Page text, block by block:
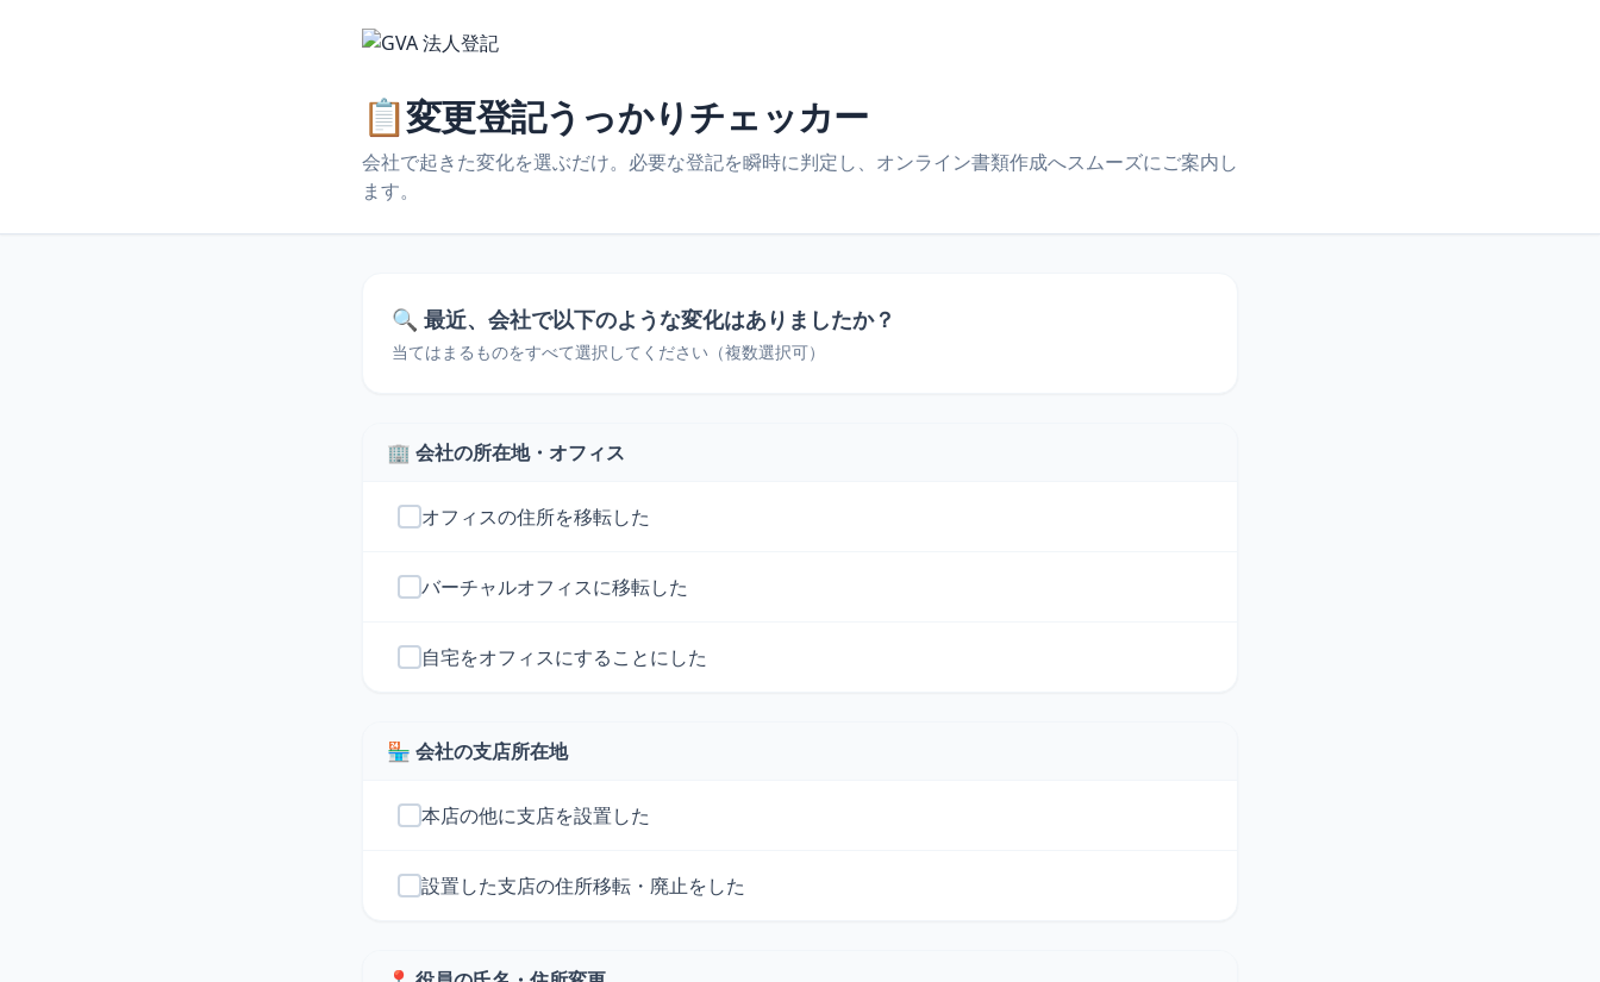
📋変更登記うっかりチェッカー
会社で起きた変化を選ぶだけ。必要な登記を瞬時に判定し、オンライン書類作成へスムーズにご案内し
ます。
🔍 最近、会社で以下のような変化はありましたか？
当てはまるものをすべて選択してください（複数選択可）
🏢 会社の所在地・オフィス
オフィスの住所を移転した
バーチャルオフィスに移転した
自宅をオフィスにすることにした
🏪 会社の支店所在地
本店の他に支店を設置した
設置した支店の住所移転・廃止をした